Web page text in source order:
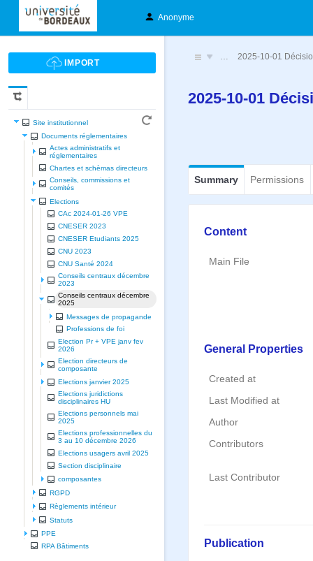
Anonyme
Site institutionnel
Documents réglementaires
Actes administratifs et
réglementaires
Chartes et schèmas directeurs
Conseils, commissions et
comités
Elections
CAc 2024-01-26 VPE
CNESER 2023
CNESER Etudiants 2025
CNU 2023
CNU Santé 2024
Conseils centraux décembre
2023
Conseils centraux décembre
2025
Messages de propagande
Professions de foi
Election Pr + VPE janv fev
2026
Election directeurs de
composante
Elections janvier 2025
Elections juridictions
disciplinaires HU
Elections personnels mai
2025
Elections professionnelles du
3 au 10 décembre 2026
Elections usagers avril 2025
Section disciplinaire
composantes
RGPD
Règlements intérieur
Statuts
PPE
RPA Bâtiments
… 2025-10-01
2025-10-01
Summary Permissions
Content
Main File
General Properties
Created at
Last Modified at
Author
Contributors
Last Contributor
Publication